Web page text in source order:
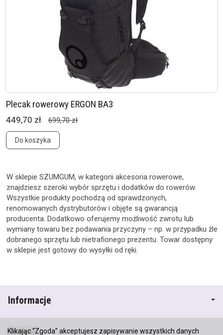
Plecak rowerowy ERGON BA3
449,70 zł 699,70 zł
Do koszyka
W sklepie SZUMGUM, w kategorii akcesoria rowerowe,
znajdziesz szeroki wybór sprzętu i dodatków do rowerów.
Wszystkie produkty pochodzą od sprawdzonych,
renomowanych dystrybutorów i objęte są gwarancją
producenta. Dodatkowo oferujemy możliwość zwrotu lub
wymiany towaru bez podawania przyczyny – np. w przypadku źle
dobranego sprzętu lub nietrafionego prezentu. Towar dostępny
w sklepie jest gotowy do wysyłki od ręki.
Informacje
Kontakt
Klikając “Zgoda” akceptujesz zapisywanie wszystkich danych